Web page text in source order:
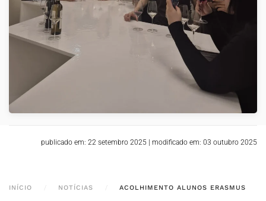
publicado em: 22 setembro 2025 modificado em: 03 outubro 2025
INÍCIO NOTÍCIAS ACOLHIMENTO ALUNOS ERASMUS